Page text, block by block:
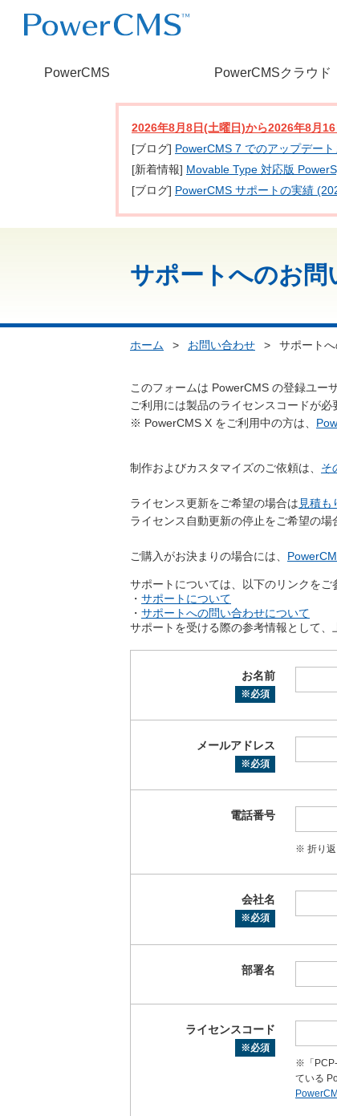
PowerCMS PowerCMSクラウド
2026年8月8日(土曜日)から2026年8月16
[ブログ] PowerCMS 7 でのアップデート
[新着情報] Movable Type 対応版
[ブログ] PowerCMS サポートの実績
サポートへのお問
ホーム > お問い合わせ > サポート
このフォームは PowerCMS の登録ユー
ご利用には製品のライセンスコードが必
※ PowerCMS X をご利用中の方は、
制作およびカスタマイズのご依頼は、 そ
ライセンス更新をご希望の場合は 見積も
ライセンス自動更新の停止をご希望の場
ご購入がお決まりの場合には、
サポートについては、以下のリンクをご
・ サポートについて
・ サポートへの問い合わせについて
サポートを受ける際の参考情報として、
お名前
※必須
メールアドレス
※必須
電話番号
※ 折り返
会社名
※必須
部署名
ライセンスコード
※必須
※「PCP-
ている